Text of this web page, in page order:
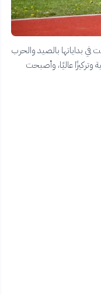
في بداياتها بالصيد والحرب
عاليًا، وأصبحت